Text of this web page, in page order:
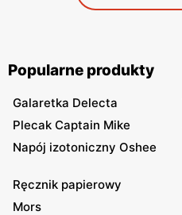
Popularne produkty
Galaretka Delecta
Plecak Captain Mike
Napój izotoniczny Oshee
Ręcznik papierowy
Mors